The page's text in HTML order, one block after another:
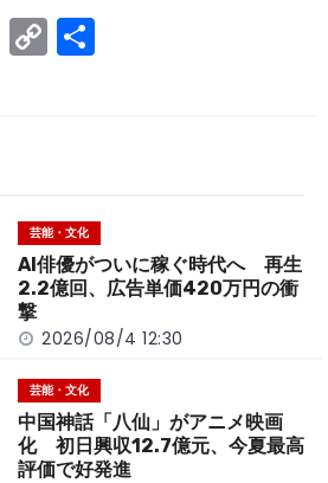
W
e
C
o
n
k
芸能・文化
AI俳優がついに稼ぐ時代へ 再生
2.2億回、広告単価420万円の衝
撃
2026/08/4 12:30
芸能・文化
中国神話「八仙」がアニメ映画
化 初日興収12.7億元、今夏最高
評価で好発進